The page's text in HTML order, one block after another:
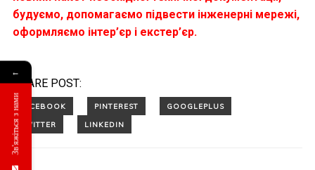
будуємо, допомагаємо підвести інженерні мережі,
оформляємо інтер’єр і екстер’єр.
SHARE POST:
←
Зв'яжіться з нами